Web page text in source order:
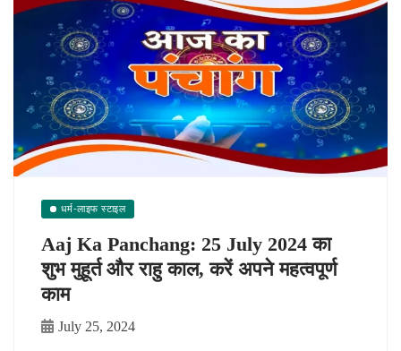
धर्म-लाइफ स्टाइल
Aaj Ka Panchang: 25 July 2024 का
शुभ मुहूर्त और राहु काल, करें अपने महत्वपूर्ण
काम
July 25, 2024